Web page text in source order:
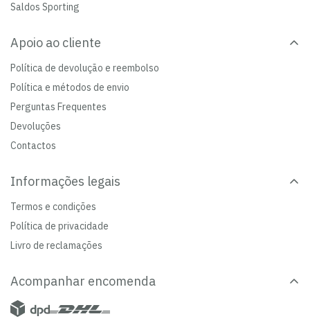
Saldos Sporting
Apoio ao cliente
Política de devolução e reembolso
Política e métodos de envio
Perguntas Frequentes
Devoluções
Contactos
Informações legais
Termos e condições
Política de privacidade
Livro de reclamações
Acompanhar encomenda